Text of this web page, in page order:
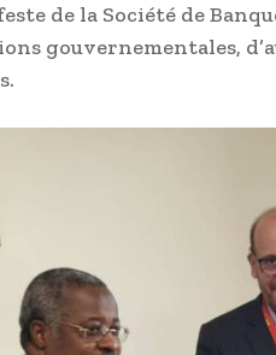
de la Société de
gouvernementales,